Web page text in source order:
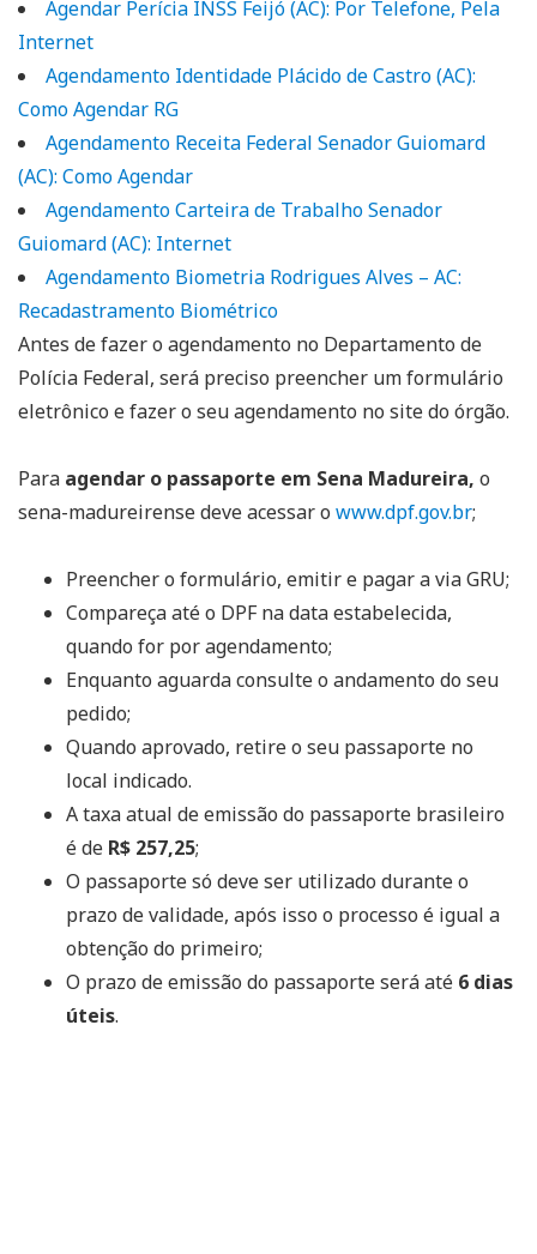
Agendar Perícia INSS Feijó (AC): Por Telefone, Pela
Internet
Agendamento Identidade Plácido de Castro (AC):
Como Agendar RG
Agendamento Receita Federal Senador Guiomard
(AC): Como Agendar
Agendamento Carteira de Trabalho Senador
Guiomard (AC): Internet
Agendamento Biometria Rodrigues Alves – AC:
Recadastramento Biométrico
Antes de fazer o agendamento no Departamento de
Polícia Federal, será preciso preencher um formulário
eletrônico e fazer o seu agendamento no site do órgão.
Para agendar o passaporte em Sena Madureira, o
sena-madureirense deve acessar o www.dpf.gov.br;
Preencher o formulário, emitir e pagar a via GRU;
Compareça até o DPF na data estabelecida,
quando for por agendamento;
Enquanto aguarda consulte o andamento do seu
pedido;
Quando aprovado, retire o seu passaporte no
local indicado.
A taxa atual de emissão do passaporte brasileiro
é de R$ 257,25;
O passaporte só deve ser utilizado durante o
prazo de validade, após isso o processo é igual a
obtenção do primeiro;
O prazo de emissão do passaporte será até 6 dias
úteis.